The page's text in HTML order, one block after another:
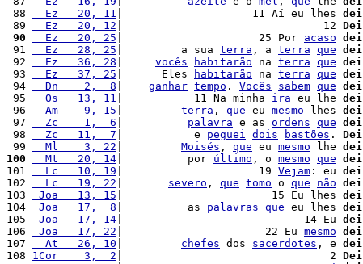
88
  Ez   20, 11
|                    11 Aí eu lhes dei
89
  Ez   20, 12
|                               12 Dei
90
  Ez   20, 25
|                     25 Por acaso dei
91
  Ez   28, 25
|         a sua terra , a terra que dei
92
  Ez   36, 28
vocês habitarão na terra que dei
93
  Ez   37, 25
|      Eles habitarão na terra que dei
94
  Dn    2,  8
ganhar tempo . Vocês sabem que dei
95
  Os   13, 11
|           11 Na minha ira eu lhe dei
96
  Am    9, 15
terra , que eu mesmo lhes dei
97
  Zc    1,  6
palavra e as ordens que dei
98
  Zc   11,  7
|           e peguei dois bastões . Dei
99
  Ml    3, 22
Moisés , que eu mesmo lhe dei
100
  Mt   20, 14
|          por último , o mesmo que dei
101
  Lc   10, 19
|                     19 Vejam : eu dei
102
  Lc   19, 22
severo , que tomo o que não dei
103
Joa   13, 15 |                       15 Eu lhes dei
104
Joa   17,  8 |          as palavras que eu lhes dei
105
Joa   17, 14 |                            14 Eu dei
106
Joa   17, 22 |                      22 Eu mesmo dei
107
  At   26, 10
chefes dos sacerdotes , e dei
108 1Cor    3,  2 |                                2 Dei